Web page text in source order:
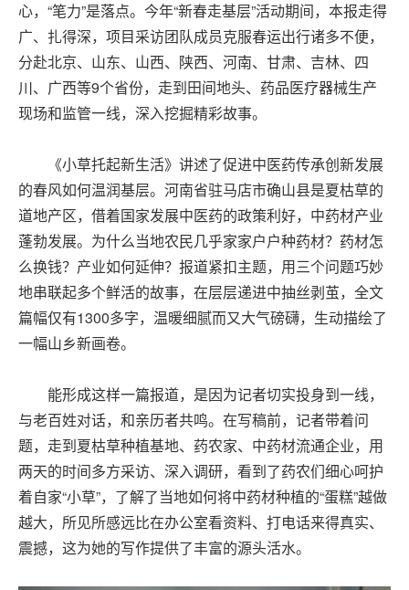
心，“笔力”是落点。今年“新春走基层”活动期间，本报走得
广、扎得深，项目采访团队成员克服春运出行诸多不便，
分赴北京、山东、山西、陕西、河南、甘肃、吉林、四
川、广西等9个省份，走到田间地头、药品医疗器械生产
现场和监管一线，深入挖掘精彩故事。
《小草托起新生活》讲述了促进中医药传承创新发展
的春风如何温润基层。河南省驻马店市确山县是夏枯草的
道地产区，借着国家发展中医药的政策利好，中药材产业
蓬勃发展。为什么当地农民几乎家家户户种药材？药材怎
么换钱？产业如何延伸？报道紧扣主题，用三个问题巧妙
地串联起多个鲜活的故事，在层层递进中抽丝剥茧，全文
篇幅仅有1300多字，温暖细腻而又大气磅礴，生动描绘了
一幅山乡新画卷。
能形成这样一篇报道，是因为记者切实投身到一线，
与老百姓对话，和亲历者共鸣。在写稿前，记者带着问
题，走到夏枯草种植基地、药农家、中药材流通企业，用
两天的时间多方采访、深入调研，看到了药农们细心呵护
着自家“小草”，了解了当地如何将中药材种植的“蛋糕”越做
越大，所见所感远比在办公室看资料、打电话来得真实、
震撼，这为她的写作提供了丰富的源头活水。